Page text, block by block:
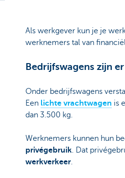
Als werkgever kun je je
werknemers tal van
Bedrijfswagens zijn
Onder bedrijfswagens
Een lichte vrachtwagen is
dan 3.500 kg.
Werknemers kunnen hun
privégebruik . Dat
werkverkeer